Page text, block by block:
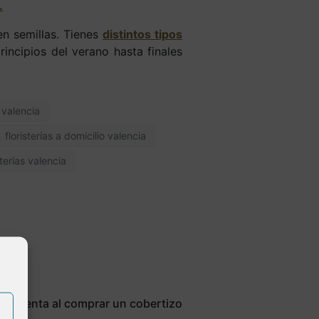
semillas. Tienes distintos tipos
del verano hasta finales
floristerías a domicilio valencia
valencia
cuenta al comprar un cobertizo